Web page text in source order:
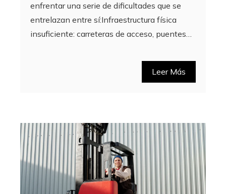
enfrentar una serie de dificultades que se
entrelazan entre sí:Infraestructura física
insuficiente: carreteras de acceso, puentes…
Leer Más